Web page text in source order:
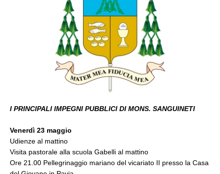
I PRINCIPALI IMPEGNI PUBBLICI DI MONS. SANGUINETI
Venerdì 23 maggio
Udienze al mattino
Visita pastorale alla scuola Gabelli al mattino
Ore 21.00 Pellegrinaggio mariano del vicariato II presso la Casa